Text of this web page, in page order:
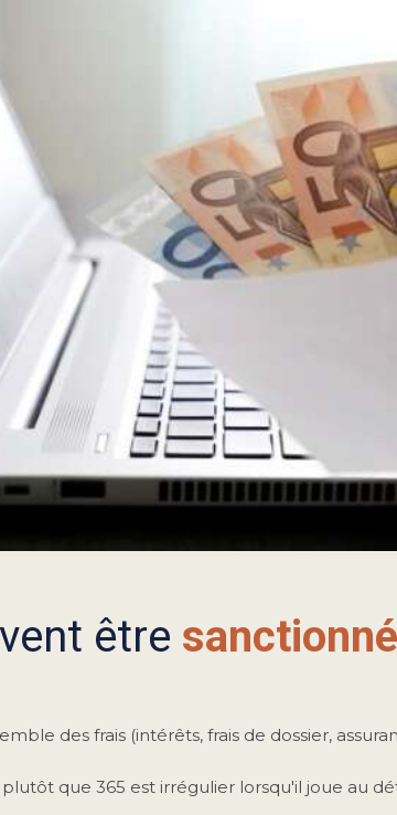
être
des frais (intérêts, frais de dossier,
que 365 est irrégulier lorsqu'il joue au